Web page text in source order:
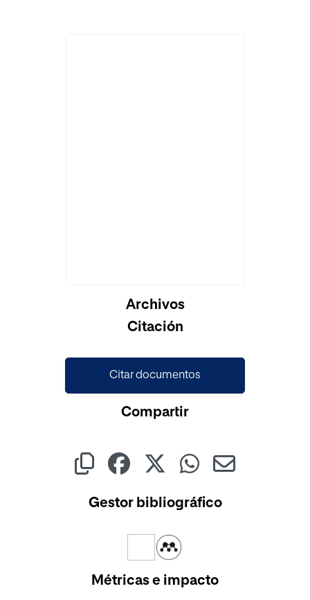
Archivos
Citación
Citar documentos
Compartir
Gestor bibliográfico
Métricas e impacto